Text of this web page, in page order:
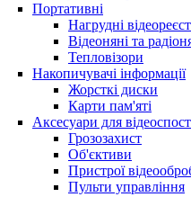
Портативні
Нагрудні
Відеоняні та
Тепловізори
Накопичувачі інформації
Жорсткі диски
Карти пам'яті
Аксесуари для
Грозозахист
Об'єктиви
Пристрої
Пульти управління